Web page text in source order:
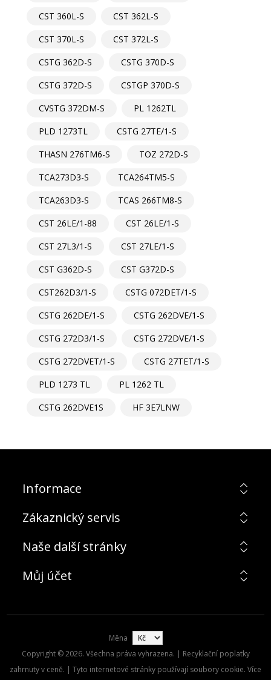
CST 360L-S
CST 362L-S
CST 370L-S
CST 372L-S
CSTG 362D-S
CSTG 370D-S
CSTG 372D-S
CSTGP 370D-S
CVSTG 372DM-S
PL 1262TL
PLD 1273TL
CSTG 27TE/1-S
THASN 276TM6-S
TOZ 272D-S
TCA273D3-S
TCA264TM5-S
TCA263D3-S
TCAS 266TM8-S
CST 26LE/1-88
CST 26LE/1-S
CST 27L3/1-S
CST 27LE/1-S
CST G362D-S
CST G372D-S
CST262D3/1-S
CSTG 072DET/1-S
CSTG 262DE/1-S
CSTG 262DVE/1-S
CSTG 272D3/1-S
CSTG 272DVE/1-S
CSTG 272DVET/1-S
CSTG 27TET/1-S
PLD 1273 TL
PL 1262 TL
CSTG 262DVE1S
HF 3E7LNW
Informace
Zákaznický servis
Naše další stránky
Můj účet
Měna
Copyright © 2026. Všechna práva vyhrazena. | Recyklační poplatky
zahrnuty v ceně. | Tyto internetové stránky používají soubory cookie. Více